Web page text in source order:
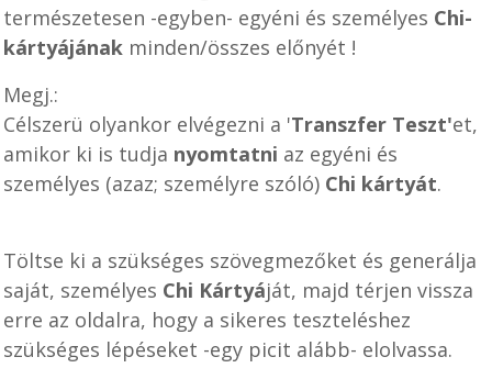
természetesen -egyben- egyéni és személyes Chi-
kártyájának minden/összes előnyét !
Megj.:
Célszerü olyankor elvégezni a 'Transzfer Teszt'et,
amikor ki is tudja nyomtatni az egyéni és
személyes (azaz; személyre szóló) Chi kártyát.
Töltse ki a szükséges szövegmezőket és generálja
saját, személyes Chi Kártyáját, majd térjen vissza
erre az oldalra, hogy a sikeres teszteléshez
szükséges lépéseket -egy picit alább- elolvassa.